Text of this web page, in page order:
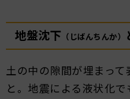
地盤沈下 （じばんちんか）
土の中の隙間が埋まっ
と。地震による液状化で